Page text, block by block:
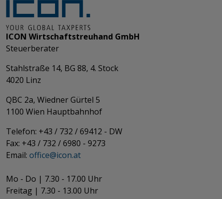
ICON Wirtschaftstreuhand GmbH
Steuerberater
Stahlstraße 14, BG 88, 4. Stock
4020 Linz
QBC 2a, Wiedner Gürtel 5
​​​​​​​1100 Wien Hauptbahnhof
Telefon: +43 / 732 / 69412 - DW
Fax: +43 / 732 / 6980 - 9273
​​​​​​​Email: office@­icon.at
Mo - Do | 7.30 - 17.00 Uhr
Freitag | 7.30 - 13.00 Uhr​​​​​​​